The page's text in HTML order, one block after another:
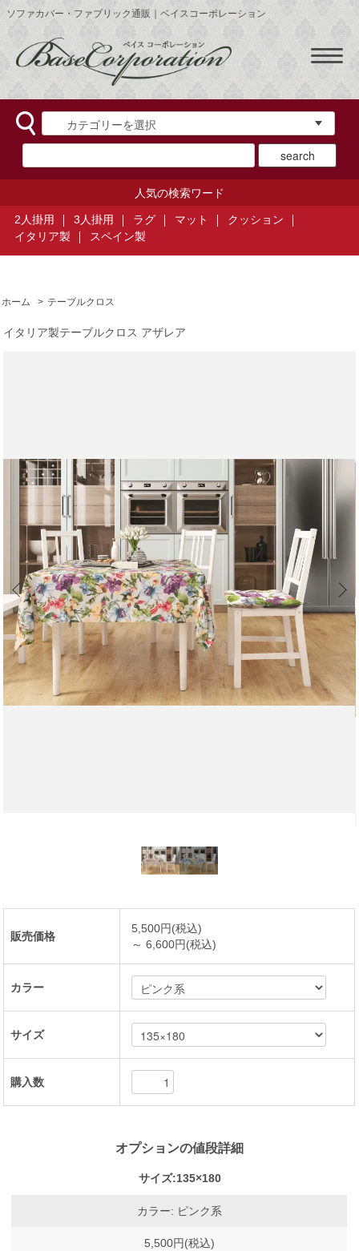
ソファカバー・ファブリック通販｜ベイスコーポレーション
人気の検索ワード
2人掛用 3人掛用 ラグ マット
クッション
イタリア製
スペイン製
ホーム > テーブルクロス
イタリア製テーブルクロス アザレア
販売価格
5,500円(税込)
～ 6,600円(税込)
カラー
サイズ
購入数
オプションの値段詳細
サイズ:135×180
カラー: ピンク系
5,500円(税込)